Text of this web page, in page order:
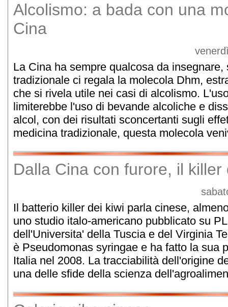
Alcolismo: a bada con una
Cina
La Cina ha sempre qualcosa da
tradizionale ci regala la molecola Dhm,
che si rivela utile nei casi di alcolismo.
limiterebbe l'uso di bevande alcoliche e
alcol, con dei risultati sconcertanti sugli
medicina tradizionale, questa molecola
Dalla Cina con furore, il killer
Il batterio killer dei kiwi parla cinese,
uno studio italo-americano pubblicato su
dell'Universita' della Tuscia e del Virginia
è Pseudomonas syringae e ha fatto la sua
Italia nel 2008. La tracciabilità dell'origine
una delle sfide della scienza